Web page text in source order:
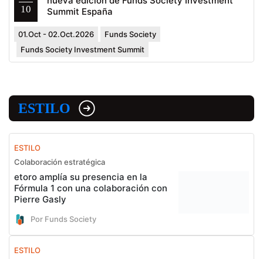
10
Summit España
01.Oct - 02.Oct.2026
Funds Society
Funds Society Investment Summit
ESTILO
ESTILO
Colaboración estratégica
etoro amplía su presencia en la
Fórmula 1 con una colaboración con
Pierre Gasly
Por Funds Society
ESTILO